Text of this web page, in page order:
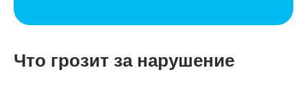
Что грозит за нарушение